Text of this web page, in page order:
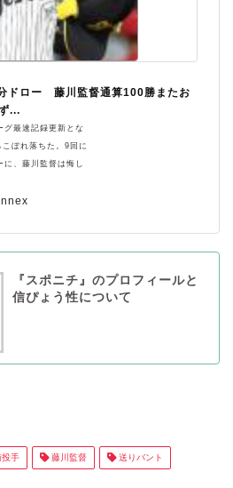
ドロー 藤川監督通算100勝またお
...
最速記録更新とな
ぼれ落ちた。9回に
に、藤川監督は悔し
『スポニチ』のプロフィールと
信ぴょう性について
手 藤川監督 送りバント